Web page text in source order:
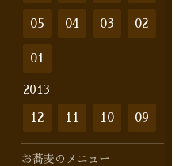
05 04 03 02
01
2013
12 11 10 09
お蕎麦のメニュー